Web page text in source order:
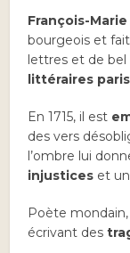
François-
bourgeois et
lettres et de bel
littéraires
En 1715, il est
des vers
l’ombre lui
injustices et
Poète
écrivant des